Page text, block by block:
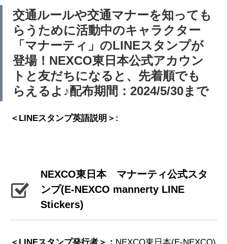
交通ルールや交通マナーを知っても
らうために活動中のキャラクター
「マナーティ」のLINEスタンプが
登場！NEXCO東日本公式アカウン
トと友だちになると、先着順でも
らえるよ♪配布期間：2024/5/30まで
＜LINEスタンプ英語説明＞:
NEXCO東日本 マナーティ公式スタ
ンプ(E-NEXCO mannerty LINE
Stickers)